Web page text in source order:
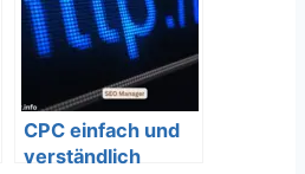
CPC einfach und
verständlich